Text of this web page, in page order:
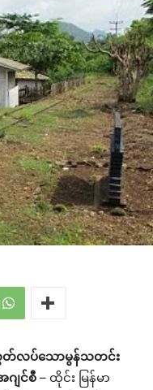
လပ်သောမွန်သတင်း
ဂျင်စီ – ထိုင်း မြန်မာ